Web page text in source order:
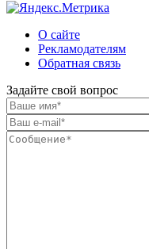
О сайте
Рекламодателям
Обратная связь
Задайте свой вопрос